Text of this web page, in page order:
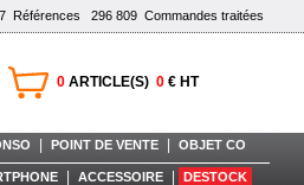
Références 296 809 Commandes traitées
0 ARTICLE(S) 0 € HT
POINT DE VENTE OBJET CO
ACCESSOIRE DESTOCK